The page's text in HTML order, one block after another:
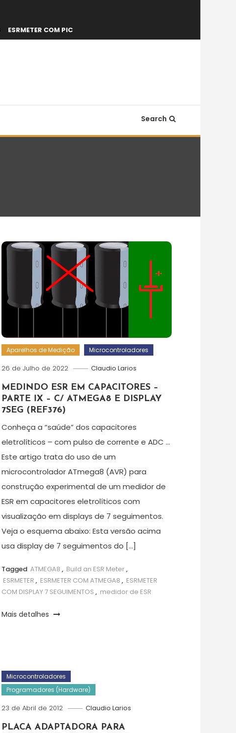
ESRMETER COM PIC
Search
Aparelhos de Medição Microcontroladores
26 de Julho de 2022 Claudio Larios
MEDINDO ESR EM CAPACITORES –
PARTE IX – C/ ATMEGA8 E DISPLAY
7SEG (REF376)
Conheça a “saúde” dos capacitores
eletrolíticos – com pulso de corrente e ADC …
Este artigo trata do uso de um
microcontrolador ATmega8 (AVR) para
construção experimental de um medidor de
ESR em capacitores eletrolíticos com
visualização em displays de 7 seguimentos.
Veja o esquema abaixo: Esta versão acima
usa display de 7 seguimentos do […]
Tagged ATMEGA8 , Build an ESR Meter,
ESRMETER , ESRMETER COM ATMEGA8 , ESRMETER
COM DISPLAY 7 SEGUIMENTOS , medidor de ESR
Mais detalhes
Microcontroladores
Programadores (Hardware)
23 de Abril de 2012 Claudio Larios
PLACA ADAPTADORA PARA